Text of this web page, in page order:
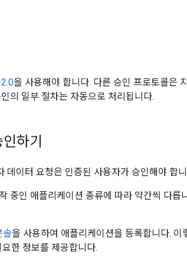
을 사용해야 합니다. 다른 승인 프로토콜은
의 일부 절차는 자동으로 처리됩니다.
하기
데이터 요청은 인증된 사용자가 승인해야 합
중인 애플리케이션 종류에 따라 약간씩 다
솔을 사용하여 애플리케이션을 등록합니다.
한 정보를 제공합니다.